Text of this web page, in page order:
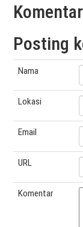
Posting
Nama
Lokasi
Email
URL
Komentar